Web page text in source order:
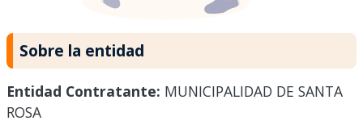
Sobre la entidad
Entidad Contratante: MUNICIPALIDAD DE SANTA
ROSA